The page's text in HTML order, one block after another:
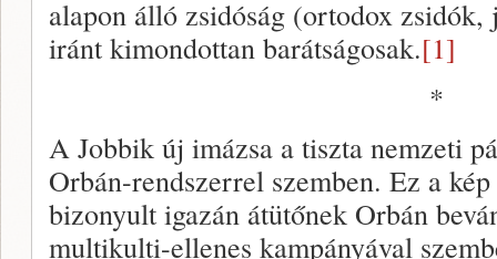
alapon álló zsidóság (ortodox
iránt kimondottan barátságosak.[1]
*
A Jobbik új imázsa a tiszta nemzeti
Orbán-rendszerrel szemben. Ez a
bizonyult igazán átütőnek Orbán
multikulti-ellenes kampányával